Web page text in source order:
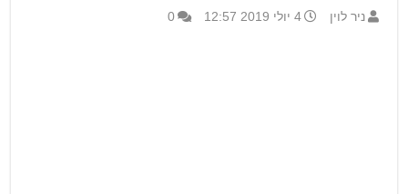
ניר לוין 4 יולי 2019 12:57 0